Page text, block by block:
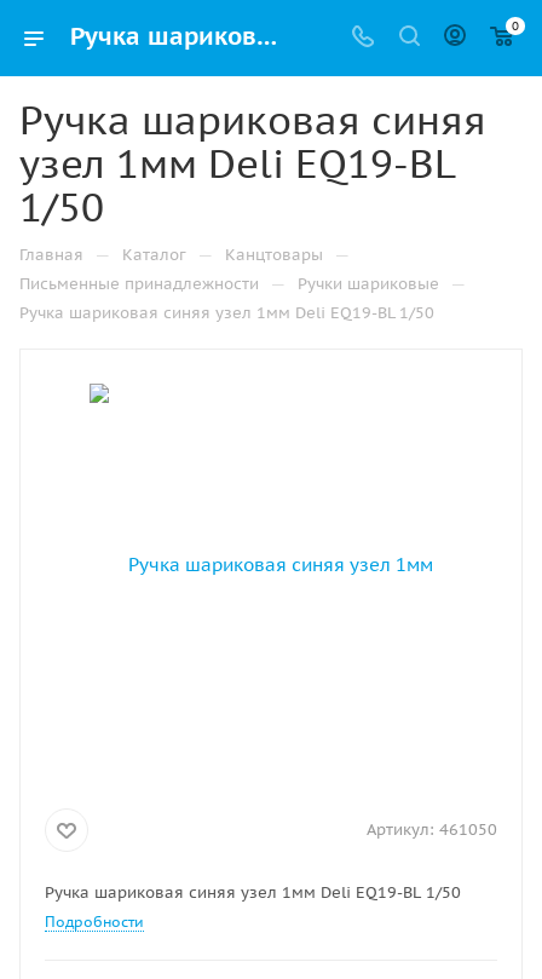
Ручка шариковая синяя узел 1мм Deli EQ19-BL 1/50 купить оптом и в розницу в Москве 0
Ручка шариковая синяя
узел 1мм Deli EQ19-BL
1/50
Главная — Каталог — Канцтовары —
Письменные принадлежности — Ручки шариковые —
Ручка шариковая синяя узел 1мм Deli EQ19-BL 1/50
Артикул: 461050
Ручка шариковая синяя узел 1мм Deli EQ19-BL 1/50
Подробности